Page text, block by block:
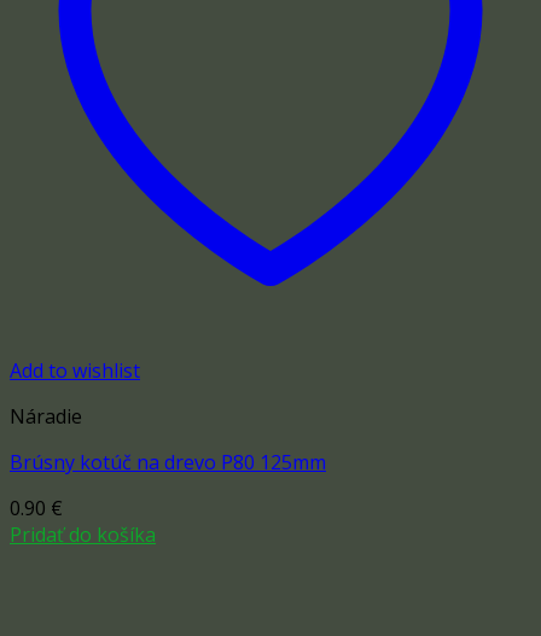
Add to wishlist
Náradie
Brúsny kotúč na drevo P80 125mm
0.90 €
Pridať do košíka